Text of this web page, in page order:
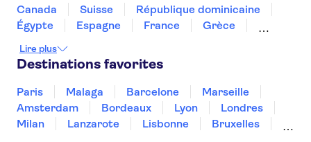
Topographie de la terreur
SEA LIFE Oberhausen
Potsdamer Platz
Canada
Suisse
République dominicaine
Égypte
Espagne France
Grèce
Maroc
Malaisie Thaïlande
Turquie
Lire plus
Destinations favorites
Paris Malaga Barcelone
Marseille
Amsterdam
Bordeaux Lyon
Londres
Milan
Lanzarote Lisbonne
Bruxelles